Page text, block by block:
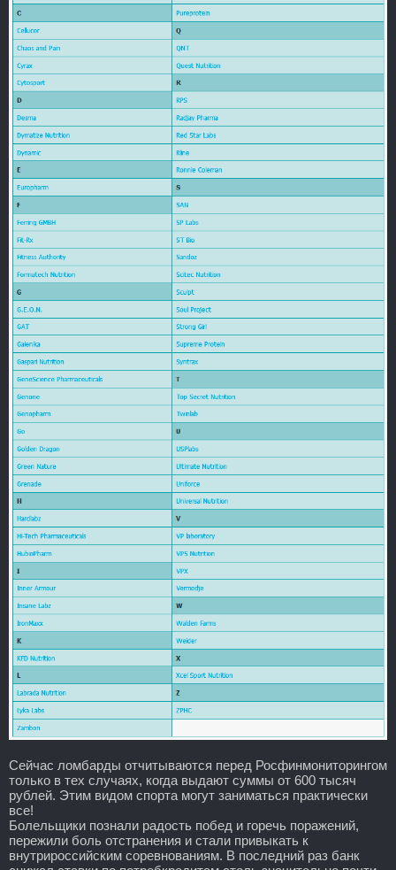
Сейчас ломбарды отчитываются перед Росфинмониторингом
только в тех случаях, когда выдают суммы от 600 тысяч
рублей. Этим видом спорта могут заниматься практически
все!
Болельщики познали радость побед и горечь поражений,
пережили боль отстранения и стали привыкать к
внутрироссийским соревнованиям. В последний раз банк